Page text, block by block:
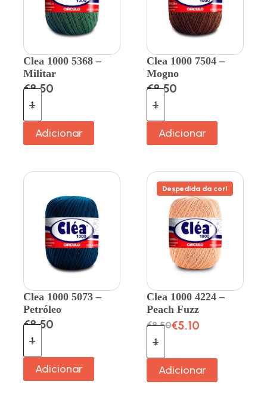
Clea 1000 5368 –
Militar
€8.50
Adicionar
Clea 1000 7504 –
Mogno
€8.50
Adicionar
Clea 1000 5073 –
Petróleo
€8.50
Adicionar
Despedida da cor!
Clea 1000 4224 –
Peach Fuzz
€8.50€5.10
Adicionar